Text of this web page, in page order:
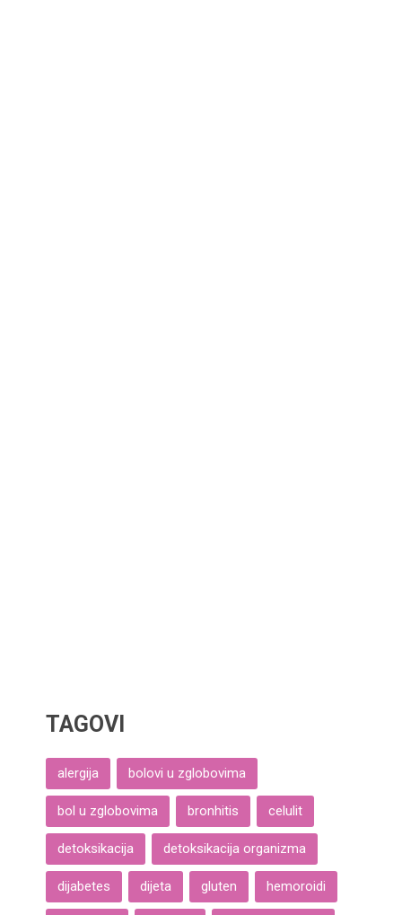
TAGOVI
alergija bolovi u zglobovima
bol u zglobovima bronhitis celulit
detoksikacija detoksikacija organizma
dijabetes dijeta gluten hemoroidi